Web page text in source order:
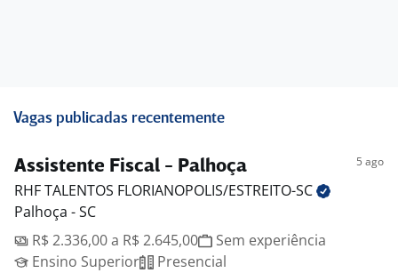
Vagas publicadas recentemente
Assistente Fiscal - Palhoça 5 ago
RHF TALENTOS FLORIANOPOLIS/ESTREITO-SC
Palhoça - SC
R$ 2.336,00 a R$ 2.645,00
Sem experiência
Ensino Superior
Presencial